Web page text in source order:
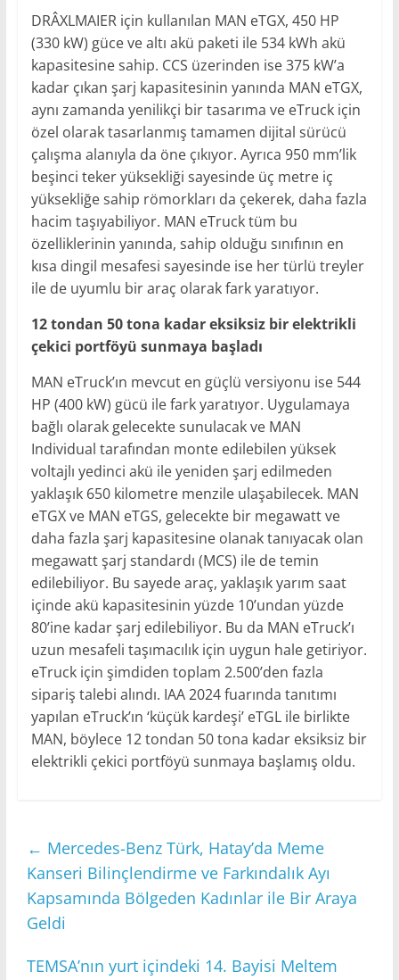
DRÂXLMAIER için kullanılan MAN eTGX, 450 HP
(330 kW) güce ve altı akü paketi ile 534 kWh akü
kapasitesine sahip. CCS üzerinden ise 375 kW’a
kadar çıkan şarj kapasitesinin yanında MAN eTGX,
aynı zamanda yenilikçi bir tasarıma ve eTruck için
özel olarak tasarlanmış tamamen dijital sürücü
çalışma alanıyla da öne çıkıyor. Ayrıca 950 mm’lik
beşinci teker yüksekliği sayesinde üç metre iç
yüksekliğe sahip römorkları da çekerek, daha fazla
hacim taşıyabiliyor. MAN eTruck tüm bu
özelliklerinin yanında, sahip olduğu sınıfının en
kısa dingil mesafesi sayesinde ise her türlü treyler
ile de uyumlu bir araç olarak fark yaratıyor.
12 tondan 50 tona kadar eksiksiz bir elektrikli
çekici portföyü sunmaya başladı
MAN eTruck’ın mevcut en güçlü versiyonu ise 544
HP (400 kW) gücü ile fark yaratıyor. Uygulamaya
bağlı olarak gelecekte sunulacak ve MAN
Individual tarafından monte edilebilen yüksek
voltajlı yedinci akü ile yeniden şarj edilmeden
yaklaşık 650 kilometre menzile ulaşabilecek. MAN
eTGX ve MAN eTGS, gelecekte bir megawatt ve
daha fazla şarj kapasitesine olanak tanıyacak olan
megawatt şarj standardı (MCS) ile de temin
edilebiliyor. Bu sayede araç, yaklaşık yarım saat
içinde akü kapasitesinin yüzde 10’undan yüzde
80’ine kadar şarj edilebiliyor. Bu da MAN eTruck’ı
uzun mesafeli taşımacılık için uygun hale getiriyor.
eTruck için şimdiden toplam 2.500’den fazla
sipariş talebi alındı. IAA 2024 fuarında tanıtımı
yapılan eTruck’ın ‘küçük kardeşi’ eTGL ile birlikte
MAN, böylece 12 tondan 50 tona kadar eksiksiz bir
elektrikli çekici portföyü sunmaya başlamış oldu.
← Mercedes-Benz Türk, Hatay’da Meme
Kanseri Bilinçlendirme ve Farkındalık Ayı
Kapsamında Bölgeden Kadınlar ile Bir Araya
Geldi
TEMSA’nın yurt içindeki 14. Bayisi Meltem